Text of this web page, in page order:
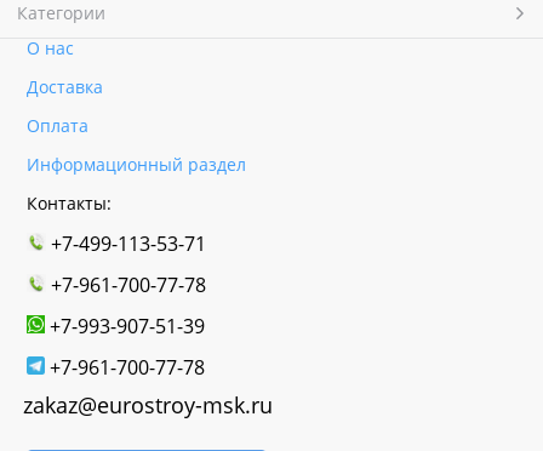
Категории
О нас
Доставка
Оплата
Информационный раздел
Контакты:
+7-499-113-53-71
+7-961-700-77-78
+7-993-907-51-39
+7-961-700-77-78
zakaz@eurostroy-msk.ru